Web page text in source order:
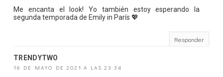
Me encanta el look! Yo también estoy esperando la
segunda temporada de Emily in París 💖
Responder
TRENDYTWO
16 DE MAYO DE 2021 A LAS 23:34